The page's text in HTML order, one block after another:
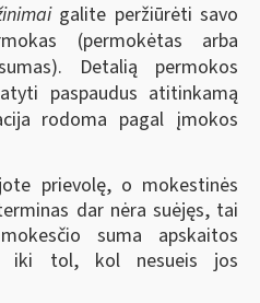
galite peržiūrėti savo
(permokėtas arba
Detalią permokos
paspaudus atitinkamą
rodoma pagal įmokos
prievolę, o mokestinės
dar nėra suėjęs, tai
suma apskaitos
iki tol, kol nesueis jos